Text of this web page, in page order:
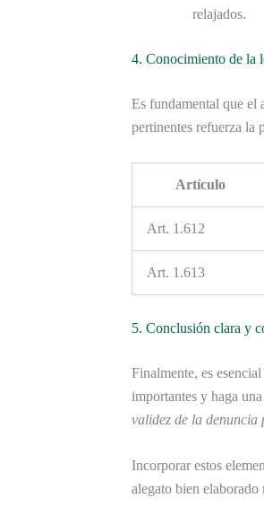
relajados.
4. Conocimiento de la
Es fundamental que el
pertinentes refuerza la
Artículo
Art. 1.612
Art. 1.613
5. Conclusión clara y
Finalmente, es
importantes y haga
validez de la denuncia
Incorporar estos
alegato bien